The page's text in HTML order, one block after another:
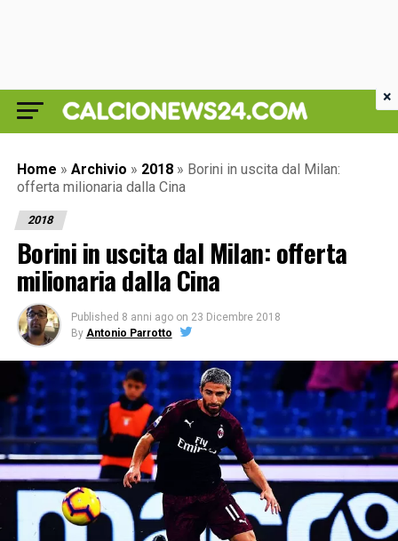
Home » Archivio » 2018 » Borini in uscita dal Milan:
offerta milionaria dalla Cina
2018
Borini in uscita dal Milan: offerta
milionaria dalla Cina
Published 8 anni ago on 23 Dicembre 2018
By Antonio Parrotto
×